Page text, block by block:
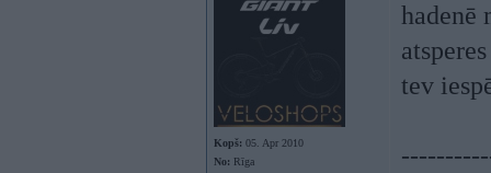
Kopš: 05. Apr 2010
No: Rīga
hadenē
tev